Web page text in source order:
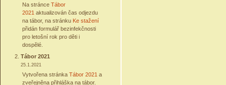
Na stránce Tábor
2021 aktualizován čas odjezdu
na tábor, na stránku Ke stažení
přidán formulář bezinfekčnosti
pro letošní rok pro děti i
dospělé.
Tábor 2021
25.1.2021
Vytvořena stránka Tábor 2021 a
zveřejněna přihláška na tábor.